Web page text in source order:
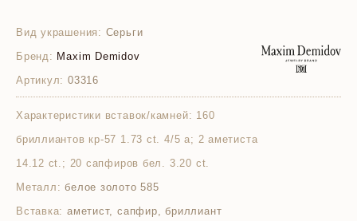
Вид украшения: Серьги
Бренд: Maxim Demidov
Артикул: 03316
Характеристики вставок/камней: 160
бриллиантов кр-57 1.73 ct. 4/5 а; 2 аметиста
14.12 ct.; 20 сапфиров бел. 3.20 ct.
Металл: белое золото 585
Вставка: аметист, сапфир, бриллиант